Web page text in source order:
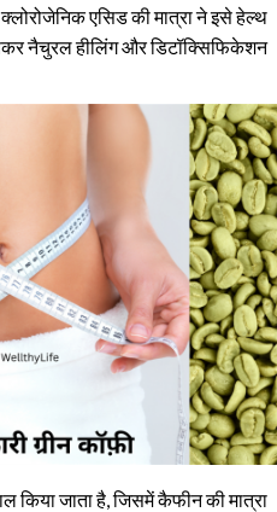
एसिड की मात्रा ने इसे हेल्थ
नैचुरल हीलिंग और डिटॉक्सिफिकेशन
जाता है, जिसमें कैफीन की मात्रा